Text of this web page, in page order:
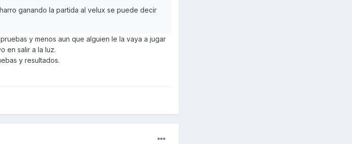
ganando la partida al velux se puede decir
y menos aun que alguien le la vaya a jugar
en salir a la luz.
y resultados.